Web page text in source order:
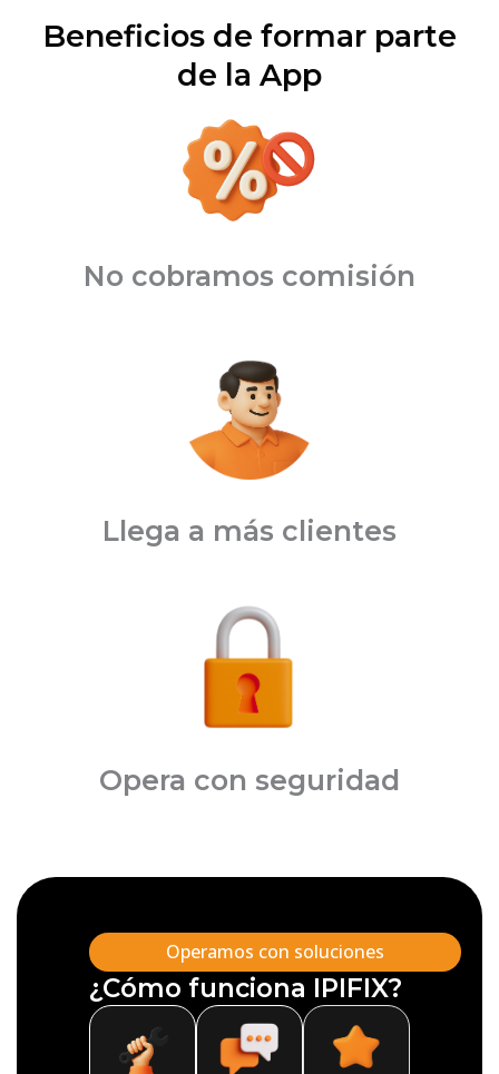
Beneficios de formar parte
de la App
No cobramos comisión
Llega a más clientes
Opera con seguridad
Operamos con soluciones
¿Cómo funciona IPIFIX?